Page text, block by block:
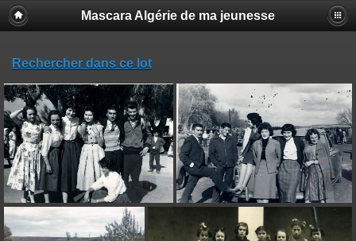
Mascara Algérie de ma jeunesse
Rechercher dans ce lot